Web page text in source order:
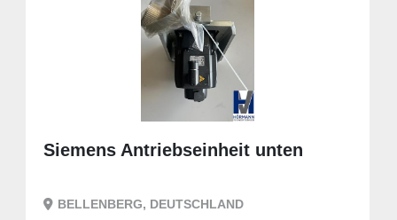
Siemens Antriebseinheit unten
BELLENBERG, DEUTSCHLAND